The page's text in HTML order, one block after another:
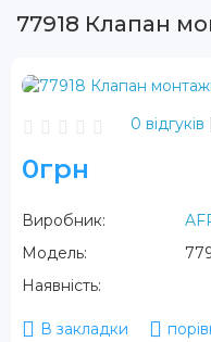
77918 Клапан
0 відгуків
0грн
Виробник:
Модель:
Наявність:
В закладки